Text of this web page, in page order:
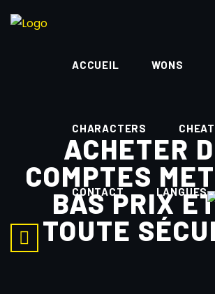
ACCUEIL WONS
CHARACTERS
CONTACT LANGUES
ACHETER
COMPTES
BAS PRIX
TOUTE